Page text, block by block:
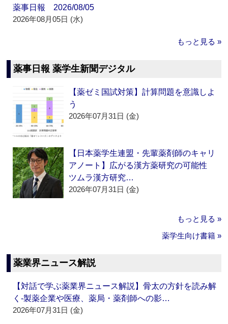
薬事日報 2026/08/05
2026年08月05日 (水)
もっと見る »
薬事日報 薬学生新聞デジタル
【薬ゼミ国試対策】計算問題を意識しよ
う
2026年07月31日 (金)
【日本薬学生連盟・先輩薬剤師のキャリ
アノート】広がる漢方薬研究の可能性
ツムラ漢方研究…
2026年07月31日 (金)
もっと見る »
薬学生向け書籍 »
薬業界ニュース解説
【対話で学ぶ薬業界ニュース解説】骨太の方針を読み解
く‐製薬企業や医療、薬局・薬剤師への影…
2026年07月31日 (金)